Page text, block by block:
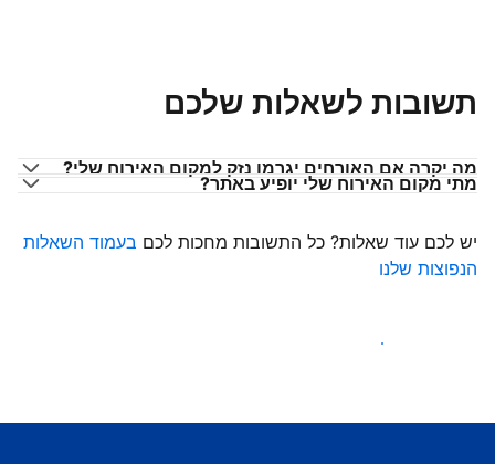
תשובות לשאלות שלכם
מה יקרה אם האורחים יגרמו נזק למקום האירוח שלי?
מתי מקום האירוח שלי יופיע באתר?
יש לכם עוד שאלות? כל התשובות מחכות לכם בעמוד השאלות
הנפוצות שלנו
התחילו לקבל אורחים